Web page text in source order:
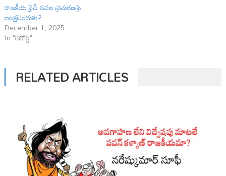
రాజ‌కీయ ఖైదీ న‌వ‌ల ప్ర‌చుర‌ణ‌పై
ఆంక్ష‌లెందుకు?
December 1, 2025
In "రిపోర్ట్"
RELATED ARTICLES